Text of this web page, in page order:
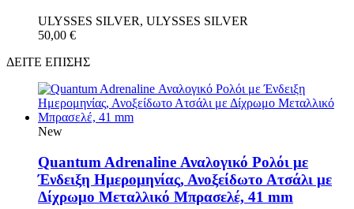
ULYSSES SILVER, ULYSSES SILVER
50,00 €
ΔΕΙΤΕ ΕΠΙΣΗΣ
New
Quantum Adrenaline Αναλογικό Ρολόι με
Ένδειξη Ημερομηνίας, Ανοξείδωτο Ατσάλι με
Δίχρωμο Μεταλλικό Μπρασελέ, 41 mm